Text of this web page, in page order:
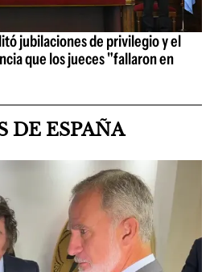
jubilaciones de privilegio y el
que los jueces "fallaron en
DE ESPAÑA